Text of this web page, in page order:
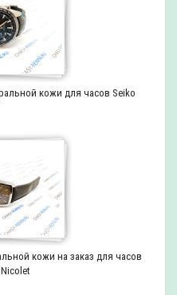
кожи для часов Seiko
кожи на заказ для часов